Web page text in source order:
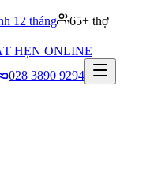
12 tháng
65+ thợ
HẸN ONLINE
028 3890 9294